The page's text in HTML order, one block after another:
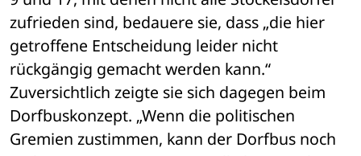
zufrieden sind, bedauere sie, dass „die hier
getroffene Entscheidung leider nicht
rückgängig gemacht werden kann.“
Zuversichtlich zeigte sie sich dagegen beim
Dorfbuskonzept. „Wenn die politischen
Gremien zustimmen, kann der Dorfbus noch